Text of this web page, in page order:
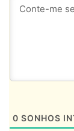
0 SONHOS